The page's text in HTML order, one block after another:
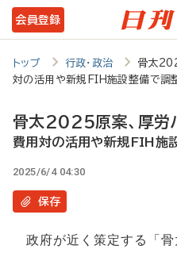
メ
イ
コ
テ
ツ
に
会員登録
トップ 行政・政治
骨太
対の活用や新規FIH施設整備で調
骨太2025原案、厚労
費用対の活用や新規FIH施
2025/6/4 04:30
保存
政府が近く策定する「